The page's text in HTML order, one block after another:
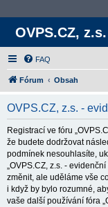
OVPS.CZ,
FAQ
Fórum Obsah
OVPS.CZ, z.s. -
Registrací ve fóru
že budete dodržovat
podmínek nesouhlasíte,
„OVPS.CZ, z.s. -
změnit, ale uděláme vše
i když by bylo rozumné,
vaše další používání fóra